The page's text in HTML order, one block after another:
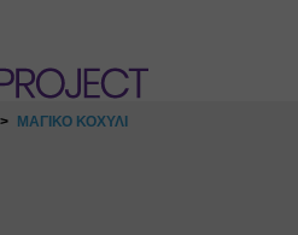
ΜΑΓΙΚΟ ΚΟΧΥΛΙ